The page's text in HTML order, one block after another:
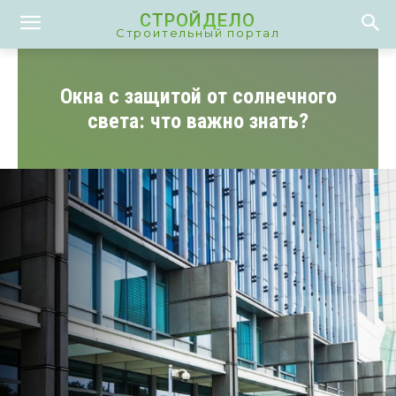
СТРОЙДЕЛО
Строительный портал
Окна с защитой от солнечного
света: что важно знать?